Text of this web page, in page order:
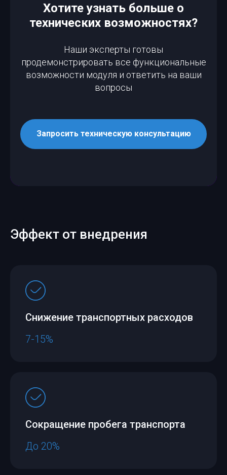
Хотите узнать больше о
технических возможностях?
Наши эксперты готовы
продемонстрировать все функциональные
возможности модуля и ответить на ваши
вопросы
Запросить техническую консультацию
Эффект от внедрения
Снижение транспортных расходов
7-15%
Сокращение пробега транспорта
До 20%